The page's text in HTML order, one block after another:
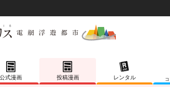
公式漫画 投稿漫画 レンタル